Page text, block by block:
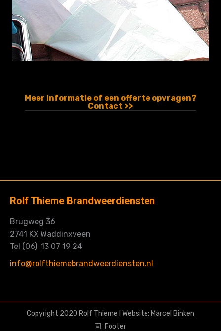
Meer informatie of een offerte opvragen?
Contact >>
Rolf Thieme Brandweerdiensten
Brugweg 36
2741 KX Waddinxveen
Tel (06) 13 07 19 24
info@rolfthiemebrandweerdiensten.nl
Copyright 2020 Rolf Thieme I Website: Marcel Binken
Footer